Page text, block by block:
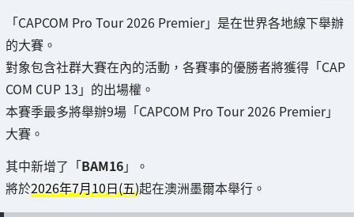
「CAPCOM Pro Tour 2026 Premier」是在世界各地線下舉辦
的大賽。
對象包含社群大賽在內的活動，各賽事的優勝者將獲得「CAP
COM CUP 13」的出場權。
本賽季最多將舉辦9場「CAPCOM Pro Tour 2026 Premier」
大賽。
其中新增了「BAM16」。
將於2026年7月10日(五)起在澳洲墨爾本舉行。